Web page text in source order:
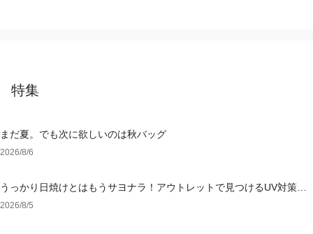
特集
まだ夏。でも次に欲しいのは秋バッグ
2026/8/6
うっかり日焼けとはもうサヨナラ！アウトレットで見つけるUV対策ウ
ェア
2026/8/5